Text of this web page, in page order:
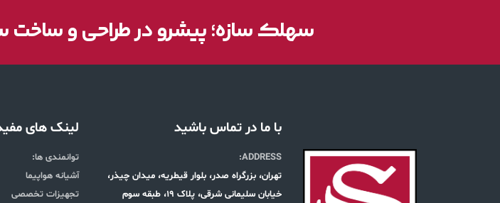
سهلک سازه؛ پیشرو در طراحی و ساخت
با ما در تماس باشید
ADDRESS:
تهران، بزرگراه صدر، بلوار قیطریه، میدان چیذر،
خیابان سلیمانی شرقی، پلاک 19، طبقه سوم
لینک های
توانمندی ها:
آشیانه هواپیما
تجهیزات تخصصی